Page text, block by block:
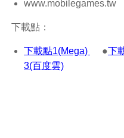
www.mobilegames.tw
下載點：
下載點1(Mega) ● 下
3(百度雲)